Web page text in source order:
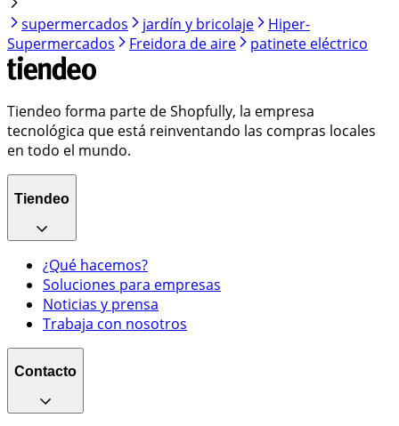
supermercados
jardín y bricolaje
Hiper-
Supermercados
Freidora de aire patinete eléctrico
Tiendeo forma parte de Shopfully, la empresa
tecnológica que está reinventando las compras locales
en todo el mundo.
Tiendeo
¿Qué hacemos?
Soluciones para empresas
Noticias y prensa
Trabaja con nosotros
Contacto